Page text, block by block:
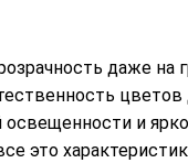
даже на
освещенности и
это